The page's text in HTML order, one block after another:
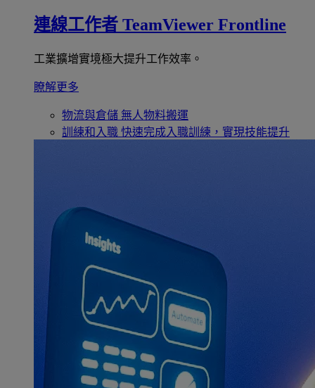
連線工作者 TeamViewer Frontline
工業擴增實境極大提升工作效率。
瞭解更多
物流與倉儲 無人物料搬運
訓練和入職 快速完成入職訓練，實現技能提升